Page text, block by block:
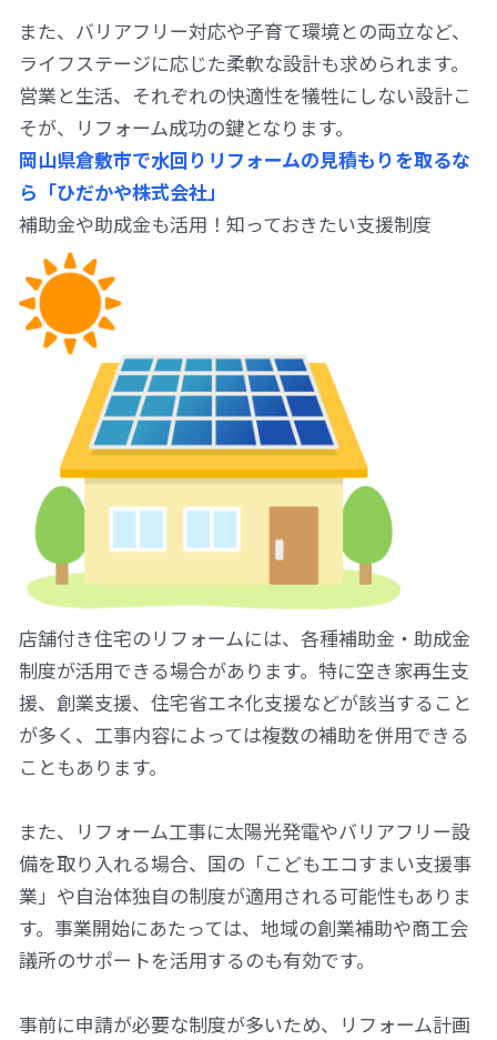
また、バリアフリー対応や子育て環境との両立など、
ライフステージに応じた柔軟な設計も求められます。
営業と生活、それぞれの快適性を犠牲にしない設計こ
そが、リフォーム成功の鍵となります。
岡山県倉敷市で水回りリフォームの見積もりを取るな
ら「ひだかや株式会社」
補助金や助成金も活用！知っておきたい支援制度
店舗付き住宅のリフォームには、各種補助金・助成金
制度が活用できる場合があります。特に空き家再生支
援、創業支援、住宅省エネ化支援などが該当すること
が多く、工事内容によっては複数の補助を併用できる
こともあります。
また、リフォーム工事に太陽光発電やバリアフリー設
備を取り入れる場合、国の「こどもエコすまい支援事
業」や自治体独自の制度が適用される可能性もありま
す。事業開始にあたっては、地域の創業補助や商工会
議所のサポートを活用するのも有効です。
事前に申請が必要な制度が多いため、リフォーム計画